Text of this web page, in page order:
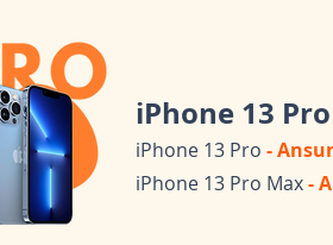
iPhone 13
iPhone 13 Pro -
iPhone 13 Pro Max-